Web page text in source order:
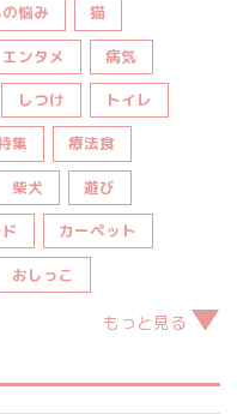
悩み 猫
エンタメ 病気
しつけ トイレ
集 療法食
柴犬 遊び
カーペット
おしっこ
もっと見る